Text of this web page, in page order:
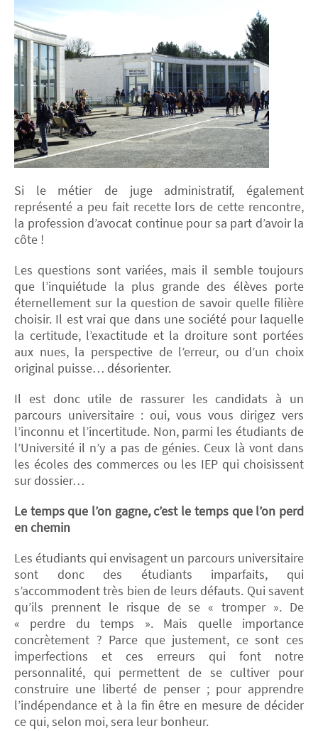
Si le métier de juge administratif, également
représenté a peu fait recette lors de cette rencontre,
la profession d’avocat continue pour sa part d’avoir la
côte !
Les questions sont variées, mais il semble toujours
que l’inquiétude la plus grande des élèves porte
éternellement sur la question de savoir quelle filière
choisir. Il est vrai que dans une société pour laquelle
la certitude, l’exactitude et la droiture sont portées
aux nues, la perspective de l’erreur, ou d’un choix
original puisse… désorienter.
Il est donc utile de rassurer les candidats à un
parcours universitaire : oui, vous vous dirigez vers
l’inconnu et l’incertitude. Non, parmi les étudiants de
l’Université il n’y a pas de génies. Ceux là vont dans
les écoles des commerces ou les IEP qui choisissent
sur dossier…
Le temps que l’on gagne, c’est le temps que l’on perd
en chemin
Les étudiants qui envisagent un parcours universitaire
sont donc des étudiants imparfaits, qui
s’accommodent très bien de leurs défauts. Qui savent
qu’ils prennent le risque de se « tromper ». De
« perdre du temps ». Mais quelle importance
concrètement ? Parce que justement, ce sont ces
imperfections et ces erreurs qui font notre
personnalité, qui permettent de se cultiver pour
construire une liberté de penser ; pour apprendre
l’indépendance et à la fin être en mesure de décider
ce qui, selon moi, sera leur bonheur.